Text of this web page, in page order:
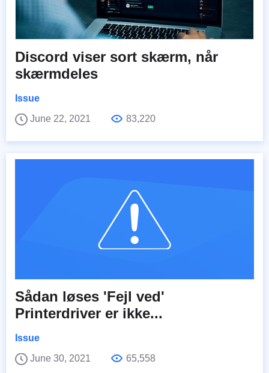
Discord viser sort skærm, når
skærmdeles
Issue
June 22, 2021
83,220
Sådan løses 'Fejl ved'
Printerdriver er ikke...
Issue
June 30, 2021
65,558